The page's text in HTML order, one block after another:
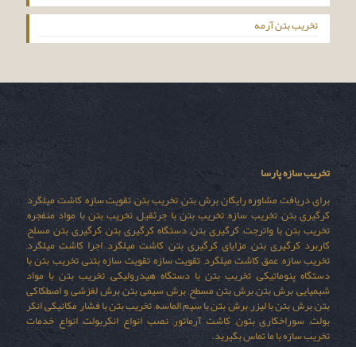
تخریب بتن آرمه
تخریب سازه پارسا
برای دریافت مشاوره رایگان برش بتن, تخریب بتن, تقویت سازه, کاشت میلگرد,
کرگیری بتن, تخریب سازه, تخریب بتن با جرثقیل, تخریب بتن با مواد منفجره,
تخریب بتن با واترجت, کرگیری بتن, دستگاه کرگیری بتن, کرگیری بتن مسلح,
کاربرد کرگیری بتن, مزایای کرگیری بتن, کاشت میلگرد, اجرا کاشت میلگرد,
تخریب سازه, عمق کاشت میلگرد, تقویت سازه, تقویت سازه بتنی, تخریب بتن با
دستگاه پنوماتیکی, تخریب بتن با دستگاه هیدرولیکی, تخریب بتن با مواد
شیمیایی, برش بتن, برش بتن مسطح, برش سیمی بتن, برش لغزشی و اصطکاکی
بتن, برش بتن با لیزر, برش بتن با سیم الماسه, تخریب بتن با فشار مکانیکی, انکر
بولت, سوراخکاری بتون, کاشت آرماتور, نصب انواع انکربولت, انواع خدمات
تخریب سازه با ما تماس بگیرید.